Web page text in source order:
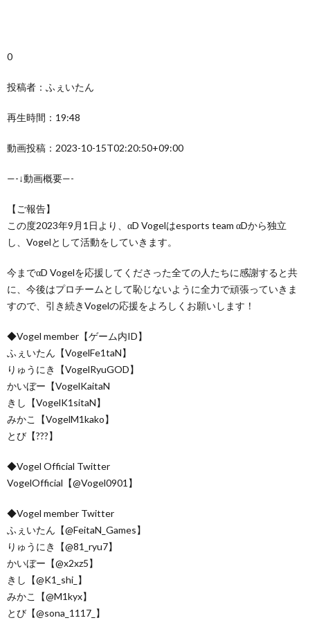
0
投稿者：ふぇいたん
再生時間：19:48
動画投稿：2023-10-15T02:20:50+09:00
—-↓動画概要—-
【ご報告】
この度2023年9月1日より、αD Vogelはesports team αDから独立
し、Vogelとして活動をしていきます。
今までαD Vogelを応援してくださった全ての人たちに感謝すると共
に、今後はプロチームとして恥じないように全力で頑張っていきま
すので、引き続きVogelの応援をよろしくお願いします！
◆Vogel member【ゲーム内ID】
ふぇいたん【VogelFe1taN】
りゅうにき【VogelRyuGOD】
かいぼー【VogelKaitaN
きし【VogelK1sitaN】
みかこ【VogelM1kako】
とび【???】
◆Vogel Official Twitter
VogelOfficial【@Vogel0901】
◆Vogel member Twitter
ふぇいたん【@FeitaN_Games】
りゅうにき【@81_ryu7】
かいぼー【@x2xz5】
きし【@K1_shi_】
みかこ【@M1kyx】
とび【@sona_1117_】